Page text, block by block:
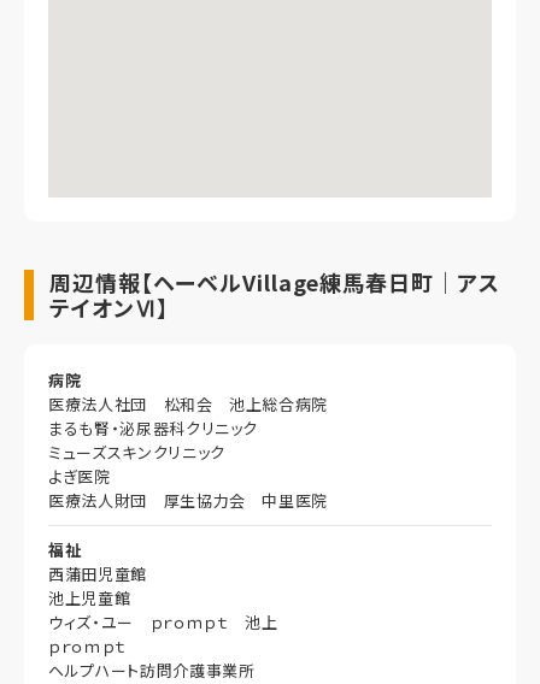
周辺情報【ヘーベルVillage練馬春日町｜アス
テイオンⅥ】
病院
医療法人社団 松和会 池上総合病院
まるも腎・泌尿器科クリニック
ミューズスキンクリニック
よぎ医院
医療法人財団 厚生協力会 中里医院
福祉
西蒲田児童館
池上児童館
ウィズ・ユー ｐｒｏｍｐｔ 池上
ｐｒｏｍｐｔ
ヘルプハート訪問介護事業所